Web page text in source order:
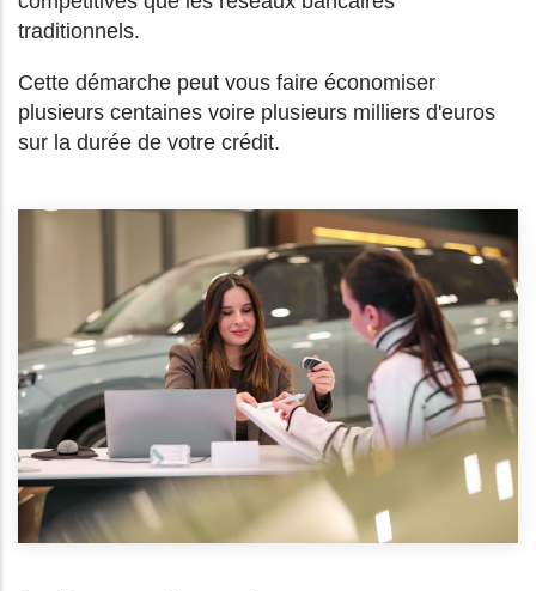
traditionnels.
Cette démarche peut vous faire économiser
plusieurs centaines voire plusieurs milliers d'euros
sur la durée de votre crédit.